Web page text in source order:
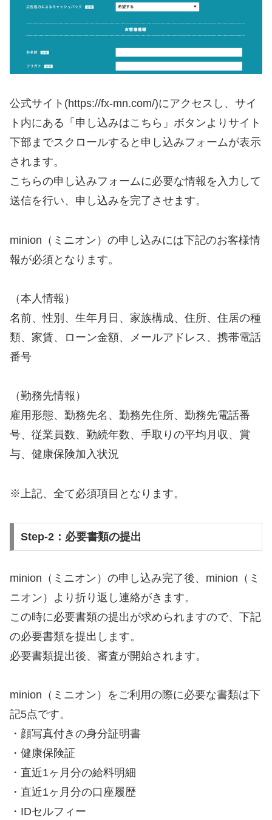
公式サイト(https://fx-mn.com/)にアクセスし、サイ
ト内にある「申し込みはこちら」ボタンよりサイト
下部までスクロールすると申し込みフォームが表示
されます。
こちらの申し込みフォームに必要な情報を入力して
送信を行い、申し込みを完了させます。
minion（ミニオン）の申し込みには下記のお客様情
報が必須となります。
（本人情報）
名前、性別、生年月日、家族構成、住所、住居の種
類、家賃、ローン金額、メールアドレス、携帯電話
番号
（勤務先情報）
雇用形態、勤務先名、勤務先住所、勤務先電話番
号、従業員数、勤続年数、手取りの平均月収、賞
与、健康保険加入状況
※上記、全て必須項目となります。
Step-2：必要書類の提出
minion（ミニオン）の申し込み完了後、minion（ミ
ニオン）より折り返し連絡がきます。
この時に必要書類の提出が求められますので、下記
の必要書類を提出します。
必要書類提出後、審査が開始されます。
minion（ミニオン）をご利用の際に必要な書類は下
記5点です。
・顔写真付きの身分証明書
・健康保険証
・直近1ヶ月分の給料明細
・直近1ヶ月分の口座履歴
・IDセルフィー